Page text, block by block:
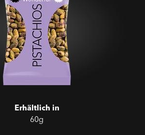
Erhältlich in
60g